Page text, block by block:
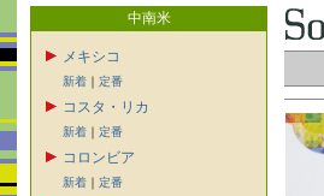
中南米
メキシコ
新着 ｜ 定番
コスタ・リカ
新着 ｜ 定番
コロンビア
新着 ｜ 定番